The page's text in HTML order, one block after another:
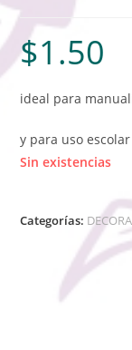
$1.50
ideal para
y para uso escolar
Sin existencias
Categorías: